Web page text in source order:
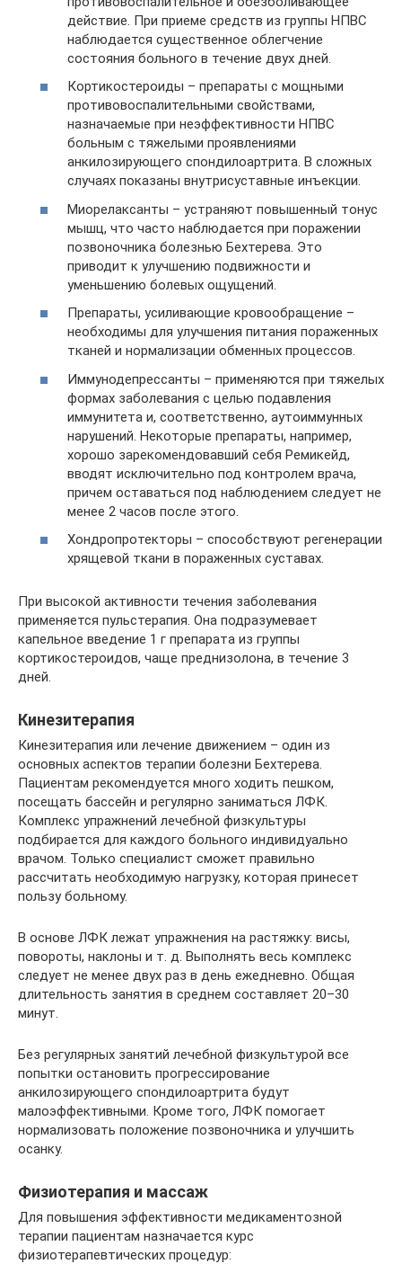
действие. При приеме средств из группы НПВС
наблюдается существенное облегчение
состояния больного в течение двух дней.
Кортикостероиды – препараты с мощными
противовоспалительными свойствами,
назначаемые при неэффективности НПВС
больным с тяжелыми проявлениями
анкилозирующего спондилоартрита. В сложных
случаях показаны внутрисуставные инъекции.
Миорелаксанты – устраняют повышенный тонус
мышц, что часто наблюдается при поражении
позвоночника болезнью Бехтерева. Это
приводит к улучшению подвижности и
уменьшению болевых ощущений.
Препараты, усиливающие кровообращение –
необходимы для улучшения питания пораженных
тканей и нормализации обменных процессов.
Иммунодепрессанты – применяются при тяжелых
формах заболевания с целью подавления
иммунитета и, соответственно, аутоиммунных
нарушений. Некоторые препараты, например,
хорошо зарекомендовавший себя Ремикейд,
вводят исключительно под контролем врача,
причем оставаться под наблюдением следует не
менее 2 часов после этого.
Хондропротекторы – способствуют регенерации
хрящевой ткани в пораженных суставах.
При высокой активности течения заболевания
применяется пульстерапия. Она подразумевает
капельное введение 1 г препарата из группы
кортикостероидов, чаще преднизолона, в течение 3
дней.
Кинезитерапия
Кинезитерапия или лечение движением – один из
основных аспектов терапии болезни Бехтерева.
Пациентам рекомендуется много ходить пешком,
посещать бассейн и регулярно заниматься ЛФК.
Комплекс упражнений лечебной физкультуры
подбирается для каждого больного индивидуально
врачом. Только специалист сможет правильно
рассчитать необходимую нагрузку, которая принесет
пользу больному.
В основе ЛФК лежат упражнения на растяжку: висы,
повороты, наклоны и т. д. Выполнять весь комплекс
следует не менее двух раз в день ежедневно. Общая
длительность занятия в среднем составляет 20–30
минут.
Без регулярных занятий лечебной физкультурой все
попытки остановить прогрессирование
анкилозирующего спондилоартрита будут
малоэффективными. Кроме того, ЛФК помогает
нормализовать положение позвоночника и улучшить
осанку.
Физиотерапия и массаж
Для повышения эффективности медикаментозной
терапии пациентам назначается курс
физиотерапевтических процедур: